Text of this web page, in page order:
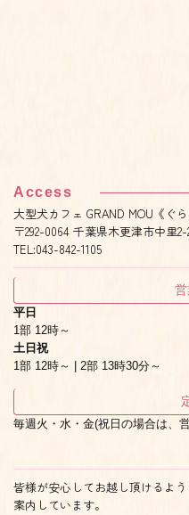
Access
大型犬カフェ GRAND MOU《ぐら
〒292-0064 千葉県木更津市中里
TEL:043-842-1105
平日
1部 12時～
土日祝
1部 12時～ | 2部 13時30分～
毎週火・水・金(祝日の場合は、営
皆様が安心してお越し頂けるよ
案内しています。